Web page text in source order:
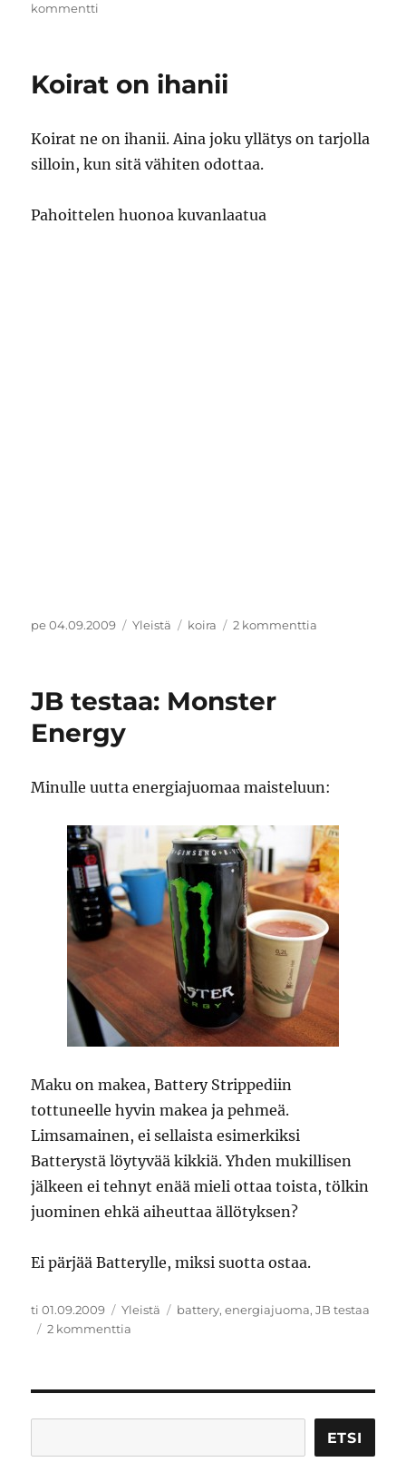
kommentti
juomapeli
Koirat on ihanii
Koirat ne on ihanii. Aina joku yllätys on tarjolla
silloin, kun sitä vähiten odottaa.
Pahoittelen huonoa kuvanlaatua
Julkaistu
pe 04.09.2009 Kategoriat
Yleistä Avainsanat
koira 2 kommenttia
JB testaa: Monster
Energy
Minulle uutta energiajuomaa maisteluun:
Maku on makea, Battery Strippediin
tottuneelle hyvin makea ja pehmeä.
Limsamainen, ei sellaista esimerkiksi
Batterystä löytyvää kikkiä. Yhden mukillisen
jälkeen ei tehnyt enää mieli ottaa toista, tölkin
juominen ehkä aiheuttaa ällötyksen?
Ei pärjää Batterylle, miksi suotta ostaa.
Julkaistu
ti 01.09.2009 Kategoriat
Yleistä Avainsanat
battery,energiajuoma,JB testaa
2 kommenttia
ETSI